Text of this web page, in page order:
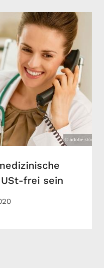
frei sein